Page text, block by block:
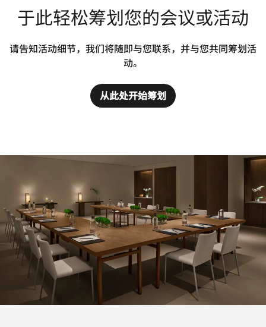
于此轻松筹划您的会议或活动
请告知活动细节，我们将随即与您联系，并与您共同筹划活
动。
从此处开始筹划